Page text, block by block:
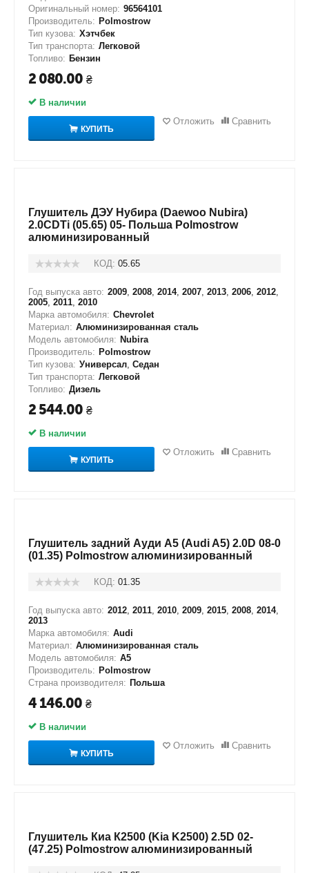
Оригинальный номер: 96564101
Производитель: Polmostrow
Тип кузова: Хэтчбек
Тип транспорта: Легковой
Топливо: Бензин
2 080.00 ₴
В наличии
КУПИТЬ
Отложить Сравнить
Глушитель ДЭУ Нубира (Daewoo Nubira)
2.0CDTi (05.65) 05- Польша Polmostrow
алюминизированный
КОД: 05.65
Год выпуска авто: 2009, 2008, 2014, 2007, 2013, 2006, 2012,
2005, 2011, 2010
Марка автомобиля: Chevrolet
Материал: Алюминизированная сталь
Модель автомобиля: Nubira
Производитель: Polmostrow
Тип кузова: Универсал, Седан
Тип транспорта: Легковой
Топливо: Дизель
2 544.00 ₴
В наличии
КУПИТЬ
Отложить Сравнить
Глушитель задний Ауди А5 (Audi A5) 2.0D 08-0
(01.35) Polmostrow алюминизированный
КОД: 01.35
Год выпуска авто: 2012, 2011, 2010, 2009, 2015, 2008, 2014,
2013
Марка автомобиля: Audi
Материал: Алюминизированная сталь
Модель автомобиля: A5
Производитель: Polmostrow
Страна производителя: Польша
4 146.00 ₴
В наличии
КУПИТЬ
Отложить Сравнить
Глушитель Киа К2500 (Kia K2500) 2.5D 02-
(47.25) Polmostrow алюминизированный